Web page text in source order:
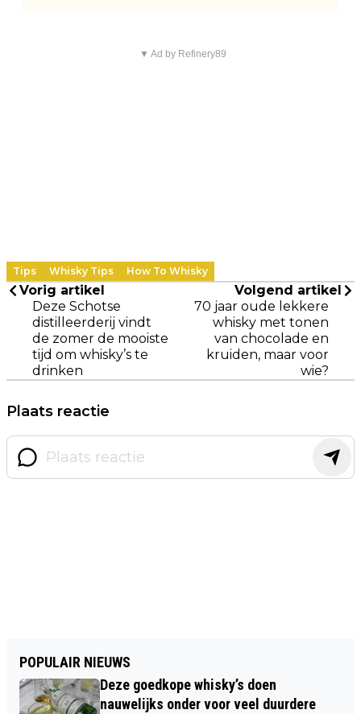
▼ Ad by Refinery89
Tips Whisky Tips How To Whisky
Vorig artikel
Deze Schotse
distilleerderij vindt
de zomer de mooiste
tijd om whisky’s te
drinken
Volgend artikel
70 jaar oude lekkere
whisky met tonen
van chocolade en
kruiden, maar voor
wie?
Plaats reactie
POPULAIR NIEUWS
Deze goedkope whisky’s doen
nauwelijks onder voor veel duurdere